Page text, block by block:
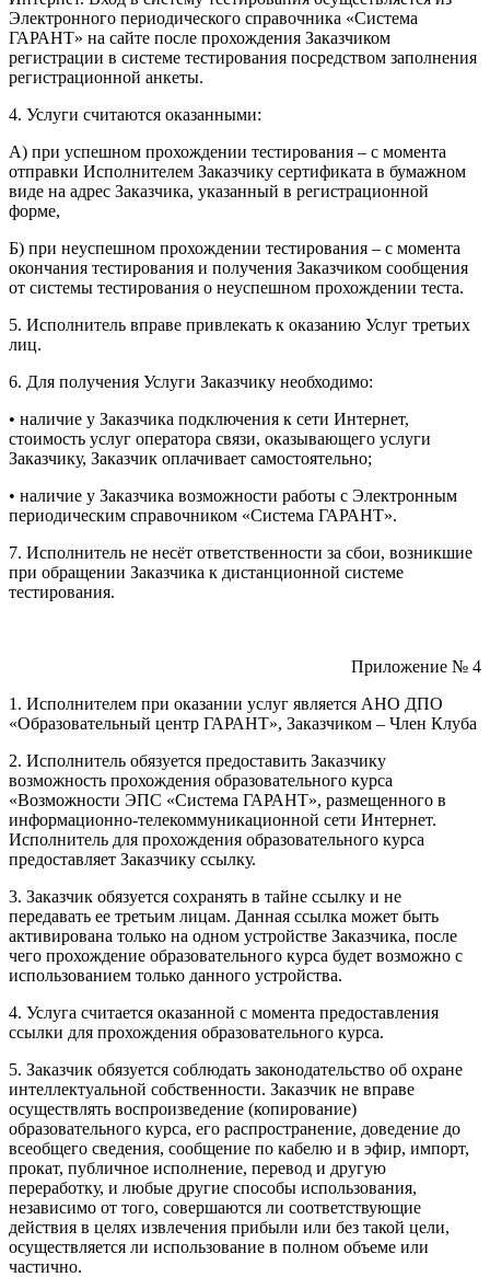
Электронного периодического справочника «Система
ГАРАНТ» на сайте после прохождения Заказчиком
регистрации в системе тестирования посредством заполнения
регистрационной анкеты.
4. Услуги считаются оказанными:
А) при успешном прохождении тестирования – с момента
отправки Исполнителем Заказчику сертификата в бумажном
виде на адрес Заказчика, указанный в регистрационной
форме,
Б) при неуспешном прохождении тестирования – с момента
окончания тестирования и получения Заказчиком сообщения
от системы тестирования о неуспешном прохождении теста.
5. Исполнитель вправе привлекать к оказанию Услуг третьих
лиц.
6. Для получения Услуги Заказчику необходимо:
• наличие у Заказчика подключения к сети Интернет,
стоимость услуг оператора связи, оказывающего услуги
Заказчику, Заказчик оплачивает самостоятельно;
• наличие у Заказчика возможности работы с Электронным
периодическим справочником «Система ГАРАНТ».
7. Исполнитель не несёт ответственности за сбои, возникшие
при обращении Заказчика к дистанционной системе
тестирования.
Приложение № 4
1. Исполнителем при оказании услуг является АНО ДПО
«Образовательный центр ГАРАНТ», Заказчиком – Член Клуба
2. Исполнитель обязуется предоставить Заказчику
возможность прохождения образовательного курса
«Возможности ЭПС «Система ГАРАНТ», размещенного в
информационно-телекоммуникационной сети Интернет.
Исполнитель для прохождения образовательного курса
предоставляет Заказчику ссылку.
3. Заказчик обязуется сохранять в тайне ссылку и не
передавать ее третьим лицам. Данная ссылка может быть
активирована только на одном устройстве Заказчика, после
чего прохождение образовательного курса будет возможно с
использованием только данного устройства.
4. Услуга считается оказанной с момента предоставления
ссылки для прохождения образовательного курса.
5. Заказчик обязуется соблюдать законодательство об охране
интеллектуальной собственности. Заказчик не вправе
осуществлять воспроизведение (копирование)
образовательного курса, его распространение, доведение до
всеобщего сведения, сообщение по кабелю и в эфир, импорт,
прокат, публичное исполнение, перевод и другую
переработку, и любые другие способы использования,
независимо от того, совершаются ли соответствующие
действия в целях извлечения прибыли или без такой цели,
осуществляется ли использование в полном объеме или
частично.